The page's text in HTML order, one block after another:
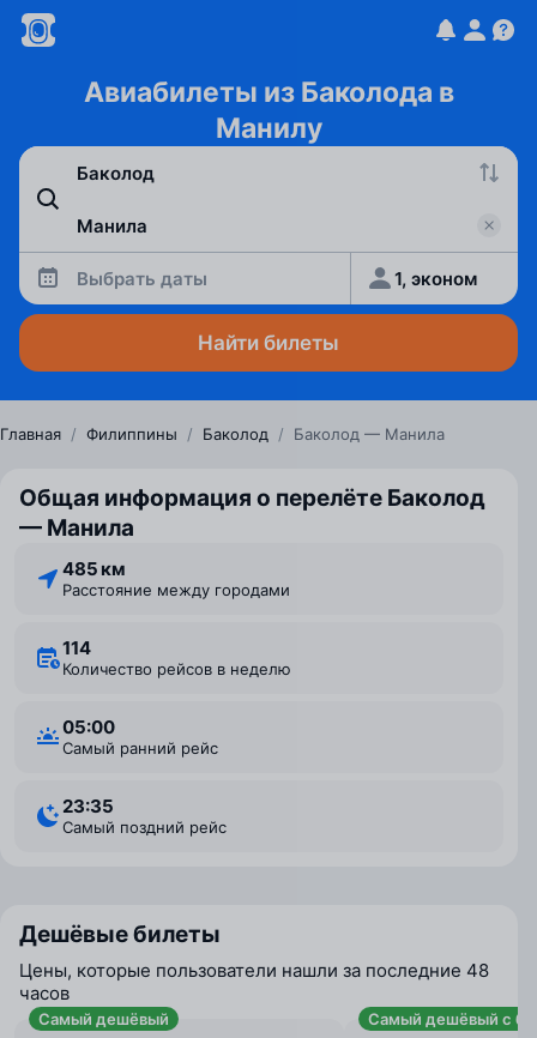
Авиабилеты из Баколода в
Манилу
Выбрать даты 1, эконом
Найти билеты
Главная / Филиппины / Баколод / Баколод — Манила
Общая информация о перелёте Баколод
— Манила
485 км
Расстояние между городами
114
Количество рейсов в неделю
05:00
Самый ранний рейс
23:35
Самый поздний рейс
Дешёвые билеты
Цены, которые пользователи нашли за последние 48
часов
Самый дешёвый Самый дешёвый с